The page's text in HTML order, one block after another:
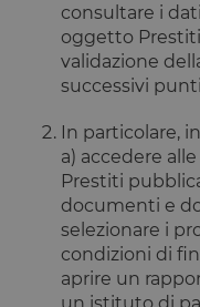
consultare i
oggetto
validazione
successivi
In particolare,
a) accedere
Prestiti
documenti e
selezionare i
condizioni di
aprire un